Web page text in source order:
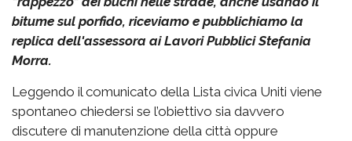
bitume sul porfido, riceviamo e pubblichiamo la
replica dell'assessora ai Lavori Pubblici Stefania
Morra.
Leggendo il comunicato della Lista civica Uniti viene
spontaneo chiedersi se l’obiettivo sia davvero
discutere di manutenzione della città oppure